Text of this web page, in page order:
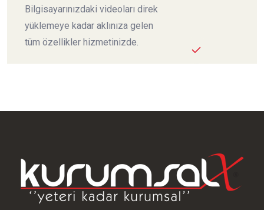
Bilgisayarınızdaki videoları direk
yüklemeye kadar aklınıza gelen
tüm özellikler hizmetinizde.